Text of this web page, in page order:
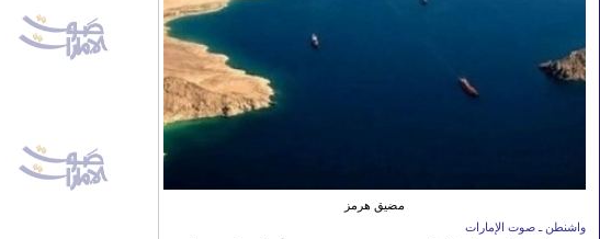
مضيق هرمز
واشنطن ـ صوت الإمارات